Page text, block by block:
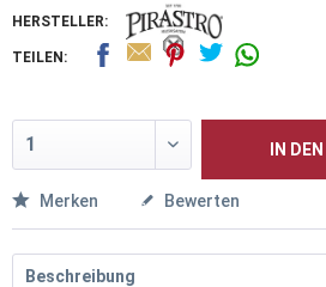
HERSTELLER:
TEILEN:
IN DEN
Merken Bewerten
Beschreibung